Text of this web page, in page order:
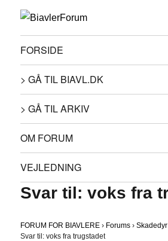
FORSIDE
> GÅ TIL BIAVL.DK
> GÅ TIL ARKIV
OM FORUM
VEJLEDNING
Svar til: voks fra
FORUM FOR BIAVLERE › Forums ›
Svar til: voks fra trugstadet